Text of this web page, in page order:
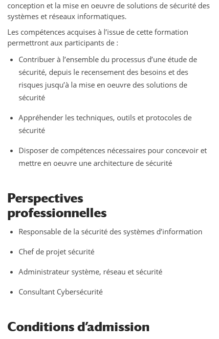
conception et la mise en oeuvre de solutions de sécurité des
systèmes et réseaux informatiques.
Les compétences acquises à l’issue de cette formation
permettront aux participants de :
Contribuer à l’ensemble du processus d’une étude de
sécurité, depuis le recensement des besoins et des
risques jusqu’à la mise en oeuvre des solutions de
sécurité
Appréhender les techniques, outils et protocoles de
sécurité
Disposer de compétences nécessaires pour concevoir et
mettre en oeuvre une architecture de sécurité
Perspectives
professionnelles
Responsable de la sécurité des systèmes d’information
Chef de projet sécurité
Administrateur système, réseau et sécurité
Consultant Cybersécurité
Conditions d’admission